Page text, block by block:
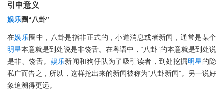
引申意义
娱乐圈“八卦”
在娱乐圈中，八卦是指非正式的，小道消息或者新闻，通常是某个
明星本意就是到处说是非饶舌。在粤语中，“八卦”的本意就是到处说
是非、饶舌。 娱乐新闻和狗仔队为了吸引读者，到处挖掘明星的隐
私广而告之，所以，这样挖出来的新闻被称为“八卦新闻”。另一说好
象追溯得更远。